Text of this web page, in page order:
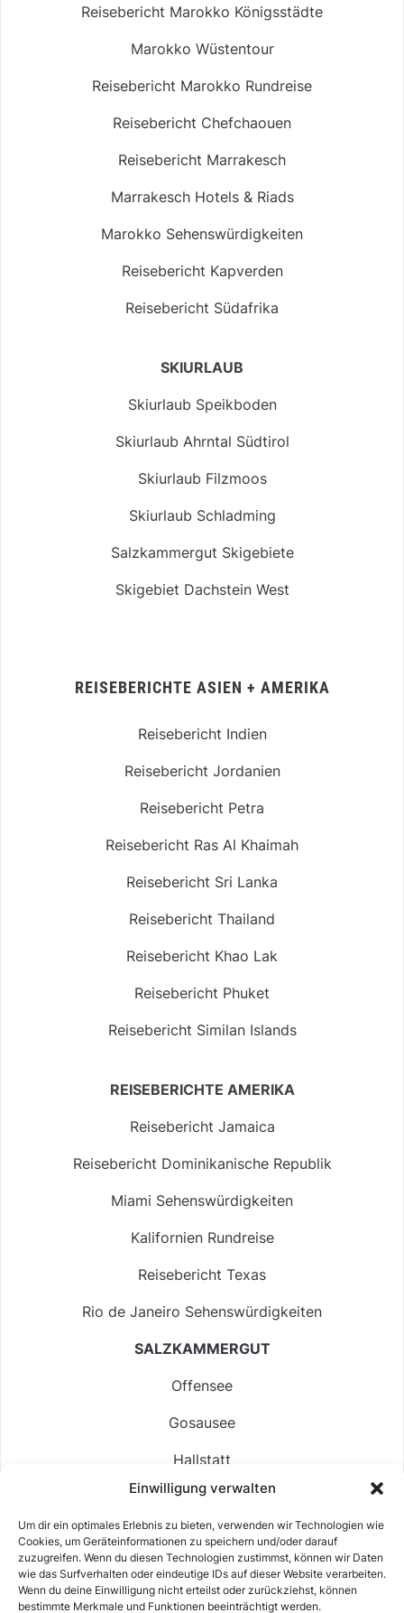
Einwilligung verwalten
Um dir ein optimales Erlebnis zu bieten, verwenden wir Technologien wie
Cookies, um Geräteinformationen zu speichern und/oder darauf
zuzugreifen. Wenn du diesen Technologien zustimmst, können wir Daten
wie das Surfverhalten oder eindeutige IDs auf dieser Website verarbeiten.
Wenn du deine Einwilligung nicht erteilst oder zurückziehst, können
bestimmte Merkmale und Funktionen beeinträchtigt werden.
Reisebericht Marokko Königsstädte
Marokko Wüstentour
Reisebericht Marokko Rundreise
Reisebericht Chefchaouen
Reisebericht Marrakesch
Marrakesch Hotels & Riads
Marokko Sehenswürdigkeiten
Reisebericht Kapverden
Reisebericht Südafrika
SKIURLAUB
Skiurlaub Speikboden
Skiurlaub Ahrntal Südtirol
Skiurlaub Filzmoos
Skiurlaub Schladming
Salzkammergut Skigebiete
Skigebiet Dachstein West
REISEBERICHTE ASIEN + AMERIKA
Reisebericht Indien
Reisebericht Jordanien
Reisebericht Petra
Reisebericht Ras Al Khaimah
Reisebericht Sri Lanka
Reisebericht Thailand
Reisebericht Khao Lak
Reisebericht Phuket
Reisebericht Similan Islands
REISEBERICHTE AMERIKA
Reisebericht Jamaica
Reisebericht Dominikanische Republik
Miami Sehenswürdigkeiten
Kalifornien Rundreise
Reisebericht Texas
Rio de Janeiro Sehenswürdigkeiten
SALZKAMMERGUT
Offensee
Gosausee
Hallstatt
Langbathsee
Altausseer See
Hintersee